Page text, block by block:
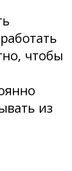
чтобы
из